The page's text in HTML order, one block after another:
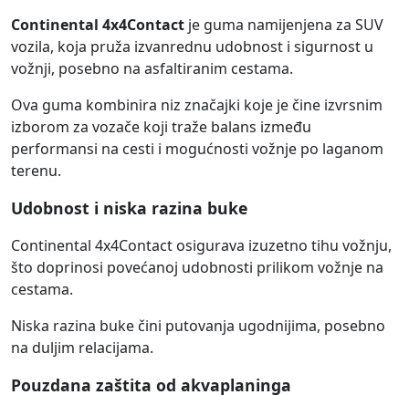
Continental 4x4Contact je guma namijenjena za SUV
vozila, koja pruža izvanrednu udobnost i sigurnost u
vožnji, posebno na asfaltiranim cestama.
Ova guma kombinira niz značajki koje je čine izvrsnim
izborom za vozače koji traže balans između
performansi na cesti i mogućnosti vožnje po laganom
terenu.
Udobnost i niska razina buke
Continental 4x4Contact osigurava izuzetno tihu vožnju,
što doprinosi povećanoj udobnosti prilikom vožnje na
cestama.
Niska razina buke čini putovanja ugodnijima, posebno
na duljim relacijama.
Pouzdana zaštita od akvaplaninga